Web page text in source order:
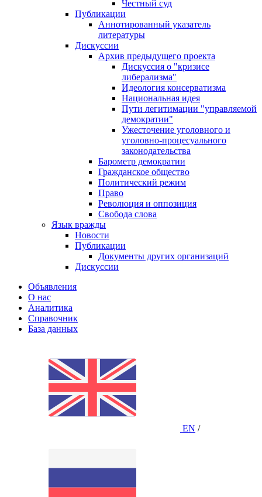
Честный суд
Публикации
Аннотированный указатель
литературы
Дискуссии
Архив предыдущего проекта
Дискуссия о "кризисе
либерализма"
Идеология консерватизма
Национальная идея
Пути легитимации "управляемой
демократии"
Ужесточение уголовного и
уголовно-процесуального
законодательства
Барометр демократии
Гражданское общество
Политический режим
Право
Революция и оппозиция
Свобода слова
Язык вражды
Новости
Публикации
Документы других организаций
Дискуссии
Объявления
О нас
Аналитика
Справочник
База данных
EN /